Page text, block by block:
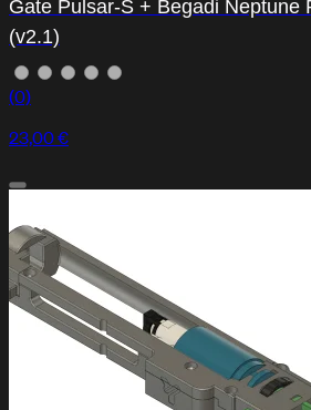
Gate Pulsar-S + Begadi Neptune
(v2.1)
(0)
23,00 €